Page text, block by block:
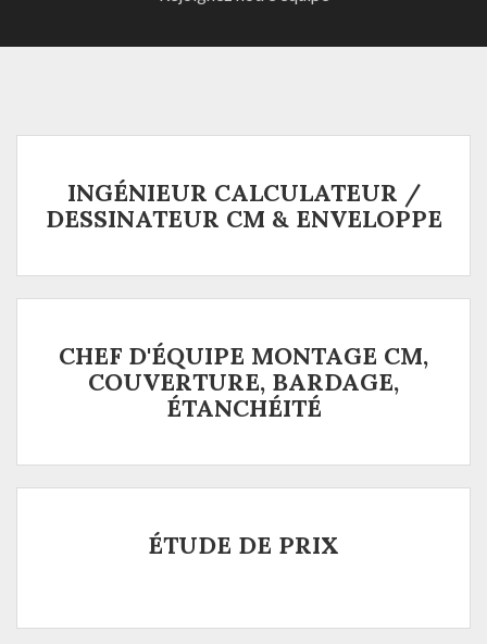
INGÉNIEUR CALCULATEUR /
DESSINATEUR CM & ENVELOPPE
CHEF D'ÉQUIPE MONTAGE CM,
COUVERTURE, BARDAGE,
ÉTANCHÉITÉ
ÉTUDE DE PRIX